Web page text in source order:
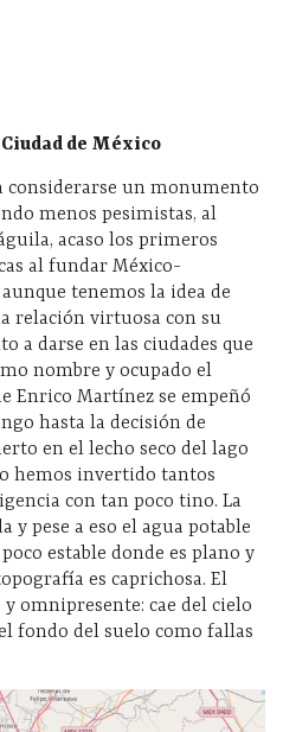
de México
considerarse un monumento
menos pesimistas, al
acaso los primeros
al fundar México-
tenemos la idea de
relación virtuosa con su
a darse en las ciudades que
nombre y ocupado el
Enrico Martínez se empeñó
hasta la decisión de
en el lecho seco del lago
hemos invertido tantos
con tan poco tino. La
y pese a eso el agua potable
estable donde es plano y
es caprichosa. El
omnipresente: cae del cielo
fondo del suelo como fallas